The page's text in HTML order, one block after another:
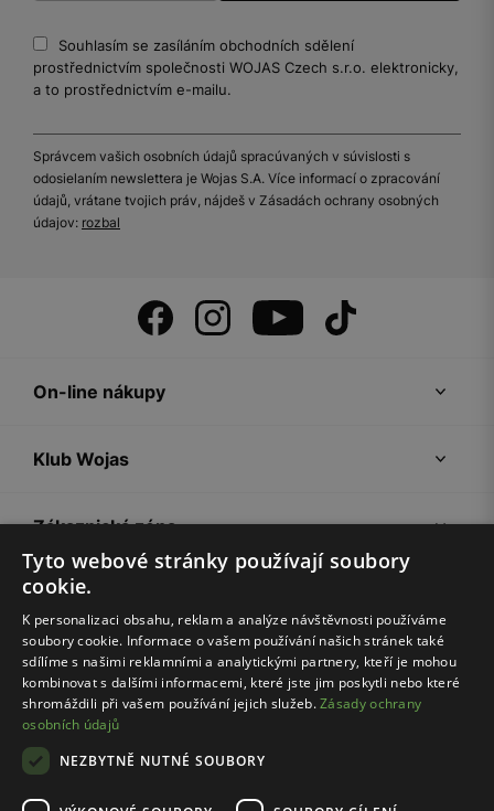
Souhlasím se zasíláním obchodních sdělení
prostřednictvím společnosti WOJAS Czech s.r.o. elektronicky,
a to prostřednictvím e-mailu.
Správcem vašich osobních údajů spracúvaných v súvislosti s
odosielaním newslettera je Wojas S.A. Více informací o zpracování
údajů, vrátane tvojich práv, nájdeš v Zásadách ochrany osobných
údajov: rozbal
On-line nákupy
Klub Wojas
Zákaznická zóna
Společnost Wojas
Rady
Tyto webové stránky používají soubory
cookie.
K personalizaci obsahu, reklam a analýze návštěvnosti používáme
soubory cookie. Informace o vašem používání našich stránek také
sdílíme s našimi reklamními a analytickými partnery, kteří je mohou
kombinovat s dalšími informacemi, které jste jim poskytli nebo které
shromáždili při vašem používání jejich služeb.Zásady ochrany
osobních údajů
NEZBYTNĚ NUTNÉ SOUBORY